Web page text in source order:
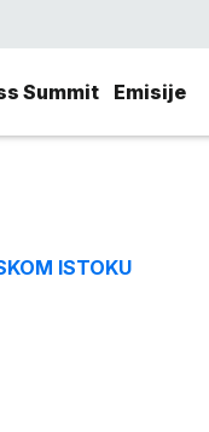
Summit Emisije
ISTOKU